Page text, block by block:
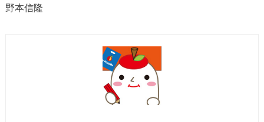
野本信隆